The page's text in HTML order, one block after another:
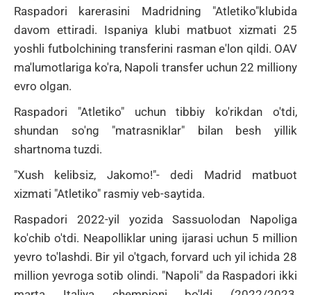
Raspadori karerasini Madridning "Atletiko"klubida
davom ettiradi. Ispaniya klubi matbuot xizmati 25
yoshli futbolchining transferini rasman e'lon qildi. OAV
ma'lumotlariga ko'ra, Napoli transfer uchun 22 milliony
evro olgan.
Raspadori "Atletiko" uchun tibbiy ko'rikdan o'tdi,
shundan so'ng "matrasniklar" bilan besh yillik
shartnoma tuzdi.
"Xush kelibsiz, Jakomo!"- dedi Madrid matbuot
xizmati "Atletiko" rasmiy veb-saytida.
Raspadori 2022-yil yozida Sassuolodan Napoliga
ko'chib o'tdi. Neapolliklar uning ijarasi uchun 5 million
yevro to'lashdi. Bir yil o'tgach, forvard uch yil ichida 28
million yevroga sotib olindi. "Napoli" da Raspadori ikki